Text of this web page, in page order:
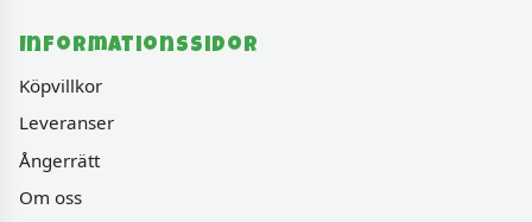
Informationssidor
Köpvillkor
Leveranser
Ångerrätt
Om oss